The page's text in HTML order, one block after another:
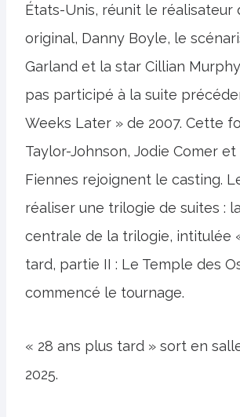
États-Unis, réunit le réalisateur
original, Danny Boyle, le
Garland et la star Cillian
pas participé à la suite
Weeks Later » de 2007. Cette
Taylor-Johnson, Jodie Comer et
Fiennes rejoignent le casting.
réaliser une trilogie de suites :
centrale de la trilogie, intitulée
tard, partie II : Le Temple des
commencé le tournage.
« 28 ans plus tard » sort en
2025.